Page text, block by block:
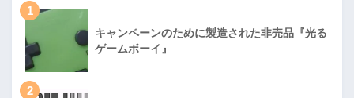
1
キャンペーンのために製造された非売品『光る
ゲームボーイ』
2